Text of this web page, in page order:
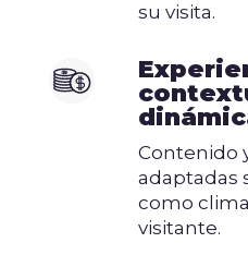
su visita.
Contenido
adaptadas
como
visitante.